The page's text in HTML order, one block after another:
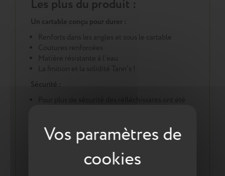
Les plus du produit :
Un cartable conçu pour durer :
Renforts dans les angles et sous le cartable
Coutures renforcées
Matière résistante à l'eau
La finition et la solidité Tann's !
Sécurité :
Une démarche éco responsable :
Tout pour la santé de votre enfant : respect des
normes environnementales européennes ReACH